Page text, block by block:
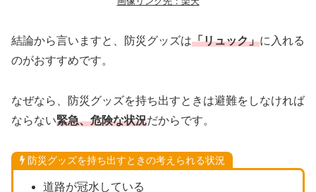
結論から言いますと、防災グッズは「リュック」に入れる
のがおすすめです。
なぜなら、防災グッズを持ち出すときは避難をしなければ
ならない緊急、危険な状況だからです。
防災グッズを持ち出すときの考えられる状況
道路が冠水している